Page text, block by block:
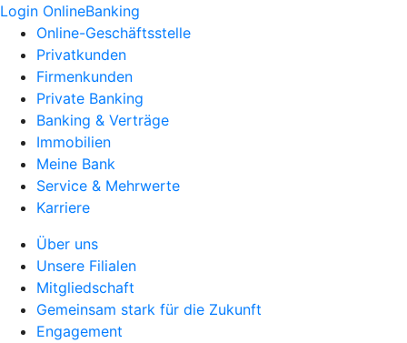
Login OnlineBanking
Online-Geschäftsstelle
Privatkunden
Firmenkunden
Private Banking
Banking & Verträge
Immobilien
Meine Bank
Service & Mehrwerte
Karriere
Über uns
Unsere Filialen
Mitgliedschaft
Gemeinsam stark für die Zukunft
Engagement